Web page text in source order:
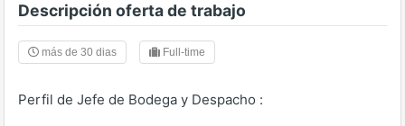
Descripción oferta de trabajo
más de 30 dias Full-time
Perfil de Jefe de Bodega y Despacho :